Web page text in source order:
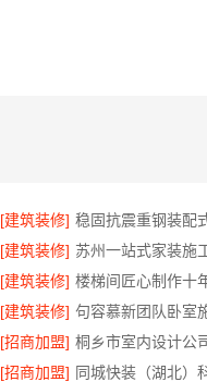
[建筑装修]
[建筑装修]
[建筑装修]
[建筑装修] 句容慕新团队卧室
[招商加盟]
[招商加盟]